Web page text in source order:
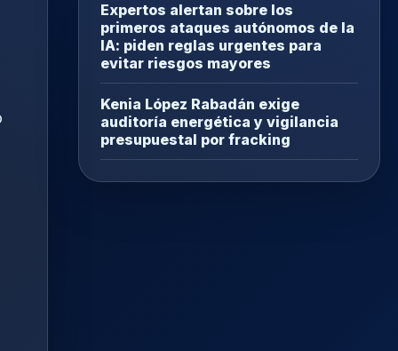
Expertos alertan sobre los
primeros ataques autónomos de la
IA: piden reglas urgentes para
evitar riesgos mayores
Kenia López Rabadán exige
auditoría energética y vigilancia
presupuestal por fracking